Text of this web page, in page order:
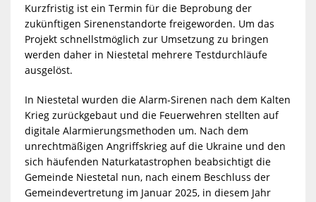
Kurzfristig ist ein Termin für die Beprobung der
zukünftigen Sirenenstandorte freigeworden. Um das
Projekt schnellstmöglich zur Umsetzung zu bringen
werden daher in Niestetal mehrere Testdurchläufe
ausgelöst.
In Niestetal wurden die Alarm-Sirenen nach dem Kalten
Krieg zurückgebaut und die Feuerwehren stellten auf
digitale Alarmierungsmethoden um. Nach dem
unrechtmäßigen Angriffskrieg auf die Ukraine und den
sich häufenden Naturkatastrophen beabsichtigt die
Gemeinde Niestetal nun, nach einem Beschluss der
Gemeindevertretung im Januar 2025, in diesem Jahr